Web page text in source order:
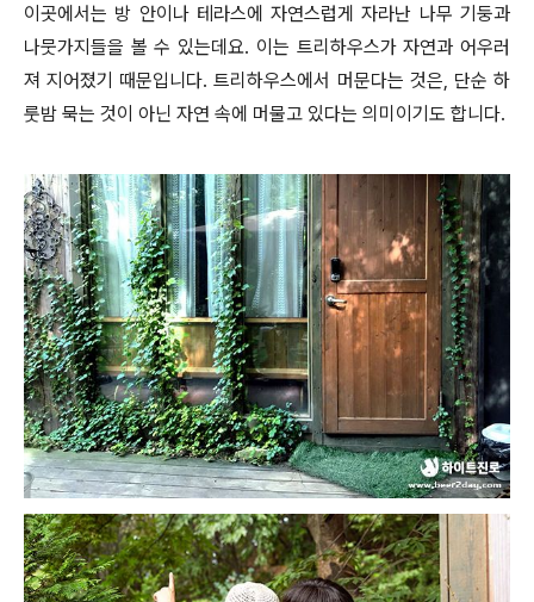
이곳에서는 방 안이나 테라스에 자연스럽게 자라난 나무 기둥과
나뭇가지들을 볼 수 있는데요. 이는 트리하우스가 자연과 어우러
져 지어졌기 때문입니다. 트리하우스에서 머문다는 것은, 단순 하
룻밤 묵는 것이 아닌 자연 속에 머물고 있다는 의미이기도 합니다.